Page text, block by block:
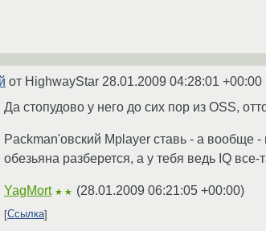
от HighwayStar 28.01.2009 04:28:01 +00:00
Да стопудово у него до сих пор из OSS,
Packman'овский Mplayer ставь - а вообще
обезьяна разберется, а у тебя ведь IQ
YagMort ★★ (28.01.2009 06:21:05 +00:00)
Ссылка